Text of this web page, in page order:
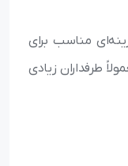
مناسب برای
طرفداران زیادی